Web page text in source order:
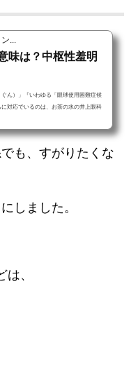
...
味は？中枢性羞明
ん）」『いわゆる「眼球使用困難症候
対応でいるのは、お茶の水の井上眼科
も、すがりたくな
しました。
、